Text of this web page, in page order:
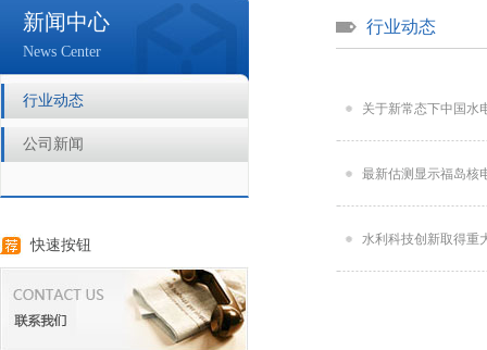
新闻中心
News Center
行业动态
公司新闻
快速按钮
行业动态
关于新常态下中国水
最新估测显示福岛核
水利科技创新取得重